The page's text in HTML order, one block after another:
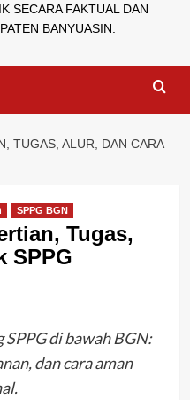
SECARA FAKTUAL DAN
BANYUASIN.
TUGAS, ALUR, DAN CARA
SPPG BGN
Tugas,
SPPG
di bawah BGN:
dan cara aman